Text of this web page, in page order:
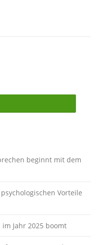
beginnt mit dem
Vorteile
Jahr 2025 boomt